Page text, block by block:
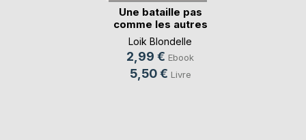
Une bataille pas
comme les autres
Loik Blondelle
2,99 € Ebook
5,50 € Livre